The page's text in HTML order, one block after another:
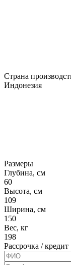
Страна
Индонезия
Размеры
Глубина, см
60
Высота, см
109
Ширина, см
150
Вес, кг
198
Рассрочка / кредит